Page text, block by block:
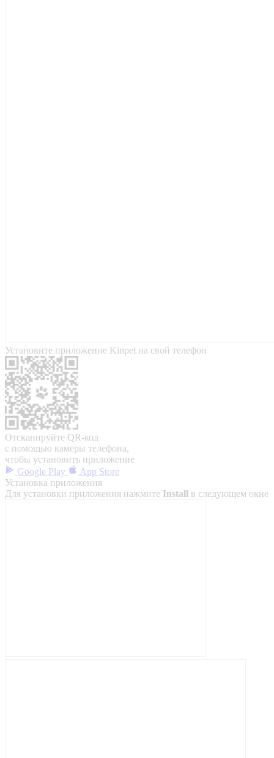
Установите приложение Kinpet на свой телефон
Отсканируйте QR-код
с помощью камеры телефона,
чтобы установить приложение
Google Play
App Store
Установка приложения
Для установки приложения нажмите Install в следующем окне